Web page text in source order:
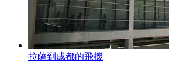
拉薩到成都的飛機